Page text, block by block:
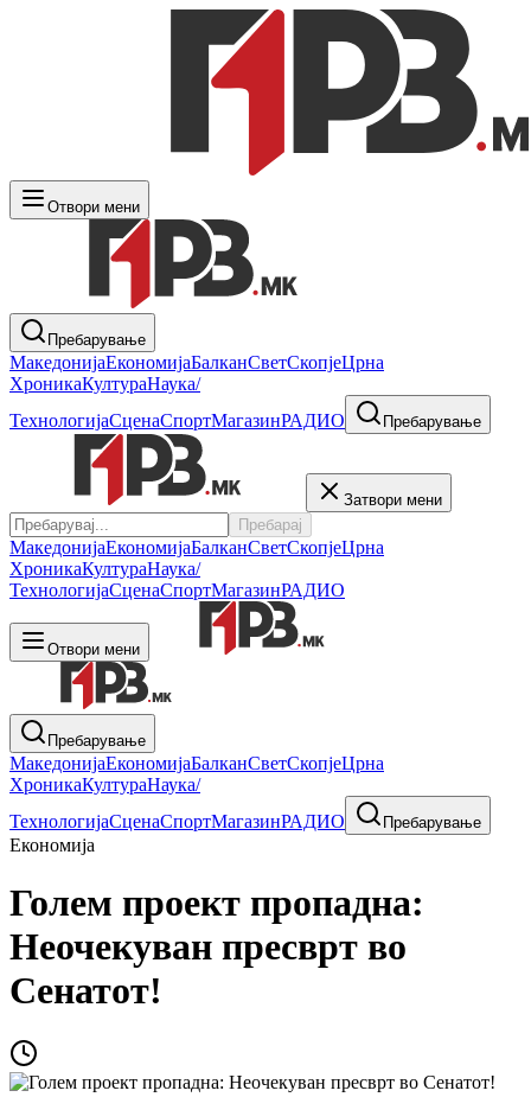
Отвори мени
Пребарување
МакедонијаЕкономијаБалканСветСкопјеЦрна
ХроникаКултураНаука/
ТехнологијаСценаСпортМагазинРАДИО Пребарување
Затвори мени
Пребарај
МакедонијаЕкономијаБалканСветСкопјеЦрна
ХроникаКултураНаука/
ТехнологијаСценаСпортМагазинРАДИО
Отвори мени
Пребарување
МакедонијаЕкономијаБалканСветСкопјеЦрна
ХроникаКултураНаука/
ТехнологијаСценаСпортМагазинРАДИО Пребарување
Економија
Голем проект пропадна:
Неочекуван пресврт во
Сенатот!